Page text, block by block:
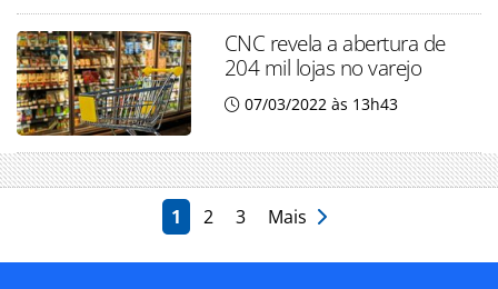
CNC revela a abertura de
204 mil lojas no varejo
07/03/2022 às 13h43
1 2 3 Mais